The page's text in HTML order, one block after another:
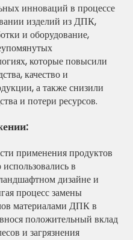
инноваций в процессе
изделий из ДПК,
и оборудование,
которые повысили
качество и
а также снизили
и потери ресурсов.
применения продуктов
в
дизайне и
процесс замены
материалами ДПК в
положительный вклад
и загрязнения